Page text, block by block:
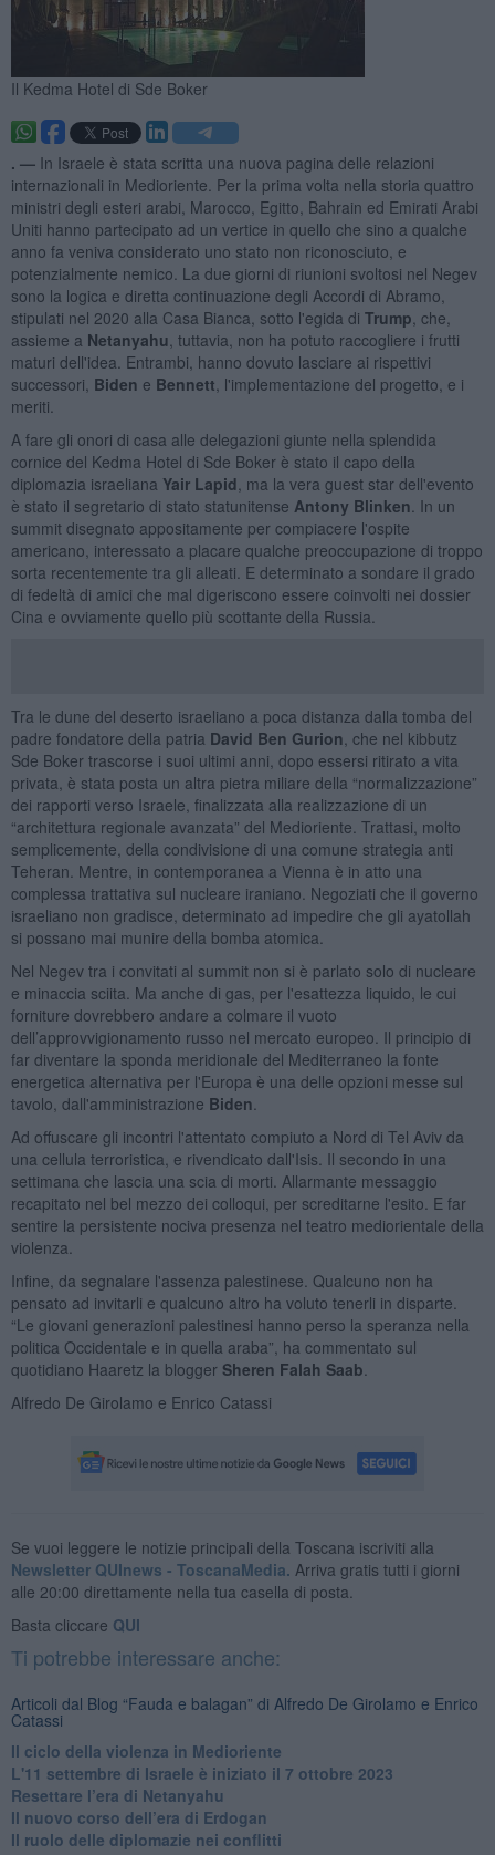
Il Kedma Hotel di Sde Boker
. — In Israele è stata scritta una nuova pagina delle relazioni
internazionali in Medioriente. Per la prima volta nella storia quattro
ministri degli esteri arabi, Marocco, Egitto, Bahrain ed Emirati Arabi
Uniti hanno partecipato ad un vertice in quello che sino a qualche
anno fa veniva considerato uno stato non riconosciuto, e
potenzialmente nemico. La due giorni di riunioni svoltosi nel Negev
sono la logica e diretta continuazione degli Accordi di Abramo,
stipulati nel 2020 alla Casa Bianca, sotto l'egida di Trump , che,
assieme a Netanyahu , tuttavia, non ha potuto raccogliere i frutti
maturi dell'idea. Entrambi, hanno dovuto lasciare ai rispettivi
successori, Biden e Bennett , l'implementazione del progetto, e i
meriti.
A fare gli onori di casa alle delegazioni giunte nella splendida
cornice del Kedma Hotel di Sde Boker è stato il capo della
diplomazia israeliana Yair Lapid , ma la vera guest star dell'evento
è stato il segretario di stato statunitense Antony Blinken . In un
summit disegnato appositamente per compiacere l'ospite
americano, interessato a placare qualche preoccupazione di troppo
sorta recentemente tra gli alleati. E determinato a sondare il grado
di fedeltà di amici che mal digeriscono essere coinvolti nei dossier
Cina e ovviamente quello più scottante della Russia.
Tra le dune del deserto israeliano a poca distanza dalla tomba del
padre fondatore della patria David Ben Gurion , che nel kibbutz
Sde Boker trascorse i suoi ultimi anni, dopo essersi ritirato a vita
privata, è stata posta un altra pietra miliare della “normalizzazione”
dei rapporti verso Israele, finalizzata alla realizzazione di un
“architettura regionale avanzata” del Medioriente. Trattasi, molto
semplicemente, della condivisione di una comune strategia anti
Teheran. Mentre, in contemporanea a Vienna è in atto una
complessa trattativa sul nucleare iraniano. Negoziati che il governo
israeliano non gradisce, determinato ad impedire che gli ayatollah
si possano mai munire della bomba atomica.
Nel Negev tra i convitati al summit non si è parlato solo di nucleare
e minaccia sciita. Ma anche di gas, per l'esattezza liquido, le cui
forniture dovrebbero andare a colmare il vuoto
dell’approvvigionamento russo nel mercato europeo. Il principio di
far diventare la sponda meridionale del Mediterraneo la fonte
energetica alternativa per l'Europa è una delle opzioni messe sul
tavolo, dall'amministrazione Biden
Ad offuscare gli incontri l'attentato compiuto a Nord di Tel Aviv da
una cellula terroristica, e rivendicato dall'Isis. Il secondo in una
settimana che lascia una scia di morti. Allarmante messaggio
recapitato nel bel mezzo dei colloqui, per screditarne l'esito. E far
sentire la persistente nociva presenza nel teatro mediorientale della
violenza.
Infine, da segnalare l'assenza palestinese. Qualcuno non ha
pensato ad invitarli e qualcuno altro ha voluto tenerli in disparte.
“Le giovani generazioni palestinesi hanno perso la speranza nella
politica Occidentale e in quella araba”, ha commentato sul
quotidiano Haaretz la blogger Sheren Falah Saab
Alfredo De Girolamo e Enrico Catassi
Se vuoi leggere le notizie principali della Toscana iscriviti alla
Newsletter QUInews - ToscanaMedia. Arriva gratis tutti i giorni
alle 20:00 direttamente nella tua casella di posta.
Basta cliccare QUI
Ti potrebbe interessare anche:
Articoli dal Blog “Fauda e balagan” di Alfredo De Girolamo e Enrico
Catassi
Il ciclo della violenza in Medioriente
L'11 settembre di Israele è iniziato il 7 ottobre 2023
Resettare l’era di Netanyahu
​Il nuovo corso dell’era di Erdogan
Il ruolo delle diplomazie nei conflitti